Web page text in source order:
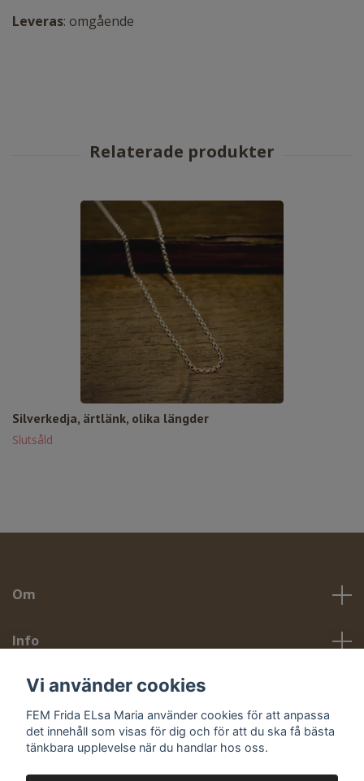
Leveras: omgående
Silverkedja, ärtlänk, olika längder
Slutsåld
Om
Info
Sociala medier
Vi använder cookies
FEM Frida ELsa Maria använder cookies för att anpassa
det innehåll som visas för dig och för att du ska få bästa
tänkbara upplevelse när du handlar hos oss.